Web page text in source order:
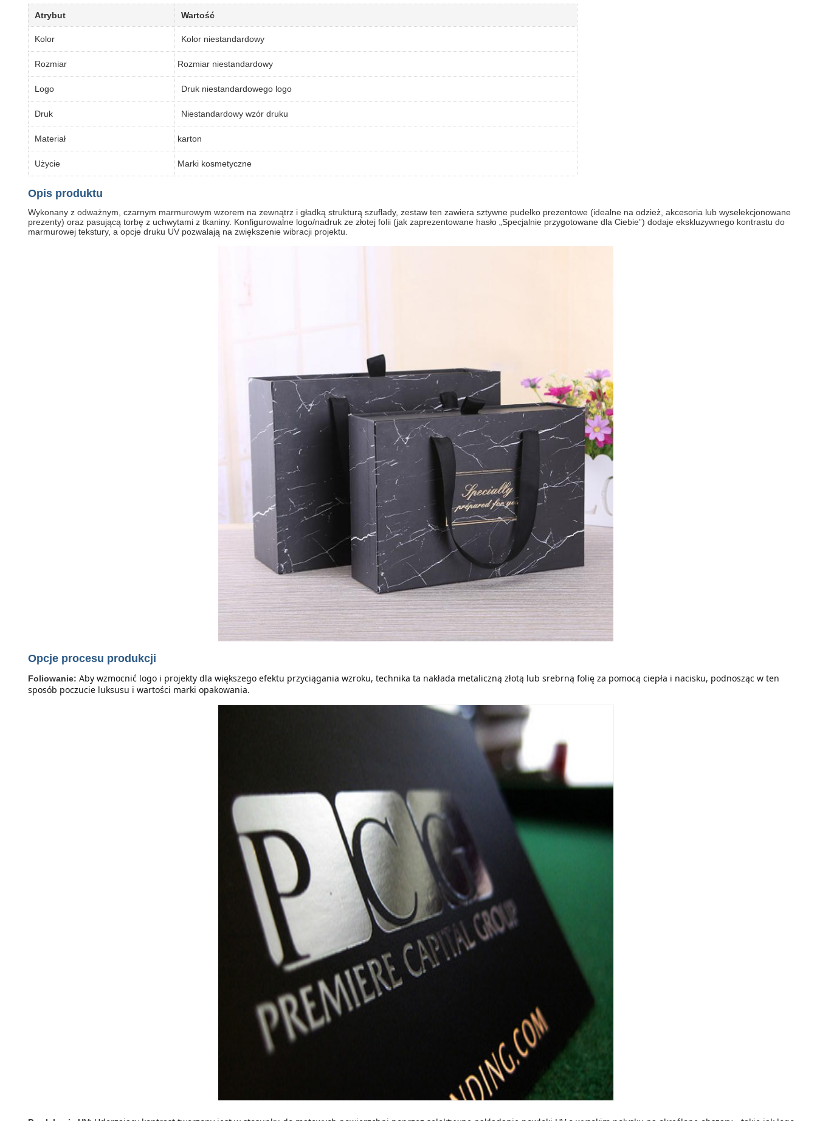
Atrybut Wartość
Kolor Kolor niestandardowy
Rozmiar Rozmiar niestandardowy
Logo Druk niestandardowego logo
Druk Niestandardowy wzór druku
Materiał karton
Użycie Marki kosmetyczne
Opis produktu
Wykonany z odważnym, czarnym marmurowym wzorem na zewnątrz i gładką strukturą szuflady, zestaw ten zawiera sztywne pudełko prezentowe (idealne na odzież, akcesoria lub wyselekcjonowane
prezenty) oraz pasującą torbę z uchwytami z tkaniny. Konfigurowalne logo/nadruk ze złotej folii (jak zaprezentowane hasło „Specjalnie przygotowane dla Ciebie”) dodaje ekskluzywnego kontrastu do
marmurowej tekstury, a opcje druku UV pozwalają na zwiększenie wibracji projektu.
Opcje procesu produkcji
Foliowanie: Aby wzmocnić logo i projekty dla większego efektu przyciągania wzroku, technika ta nakłada metaliczną złotą lub srebrną folię za pomocą ciepła i nacisku, podnosząc w ten
sposób poczucie luksusu i wartości marki opakowania.